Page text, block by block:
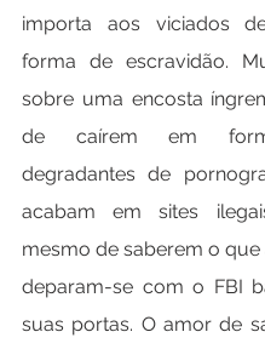
importa aos viciados
forma de escravidão.
sobre uma encosta
de caírem em
degradantes de
acabam em sites
mesmo de saberem o
deparam-se com o FBI
suas portas. O amor de